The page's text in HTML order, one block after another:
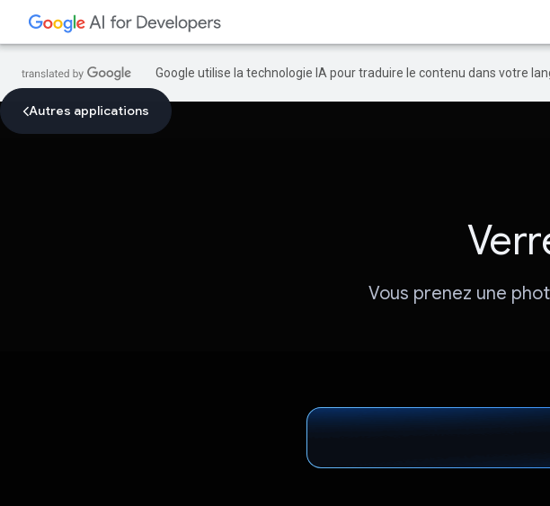
Google utilise la technologie IA pour traduire le contenu dans votre
Autres applications
Vous prenez une